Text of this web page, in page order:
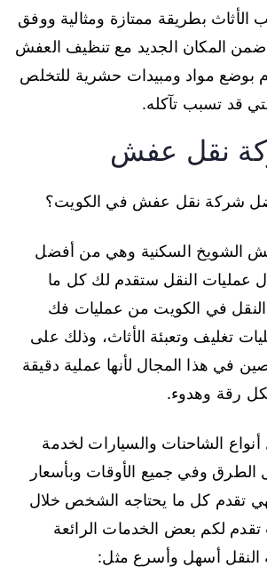
الأثاث بطريقة ممتازة ومثالية ووفق
المكان الجديد مع تنظيف العفش
بوضع مواد ومبيدات حشرية للتخلص
قد تسبب تآكله.
نقل عفش
شركة نقل عفش في الكويت؟
الشويخ السكنية وهي من أفضل
عمليات النقل ستقدم لك كل ما
في الكويت من عمليات فك
تغليف وتعبئة الأثاث، وذلك على
في هذا المجال لأنها عملية دقيقة
رقة وهدوء.
أنواع الشاحنات والسيارات لخدمة
الطرق وفي جميع الأوقات وبأسعار
تقدم كل ما يحتاجه الشخص خلال
تقدم لكم بعض الخدمات الرائعة
النقل أسهل وأسرع مثل: